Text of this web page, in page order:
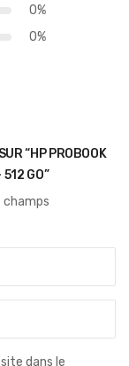
0%
0%
“HP PROBOOK
GO”
champs
dans le